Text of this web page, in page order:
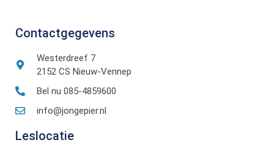
Contactgegevens
Westerdreef 7
2152 CS Nieuw-Vennep
Bel nu 085-4859600
info@jongepier.nl
Leslocatie